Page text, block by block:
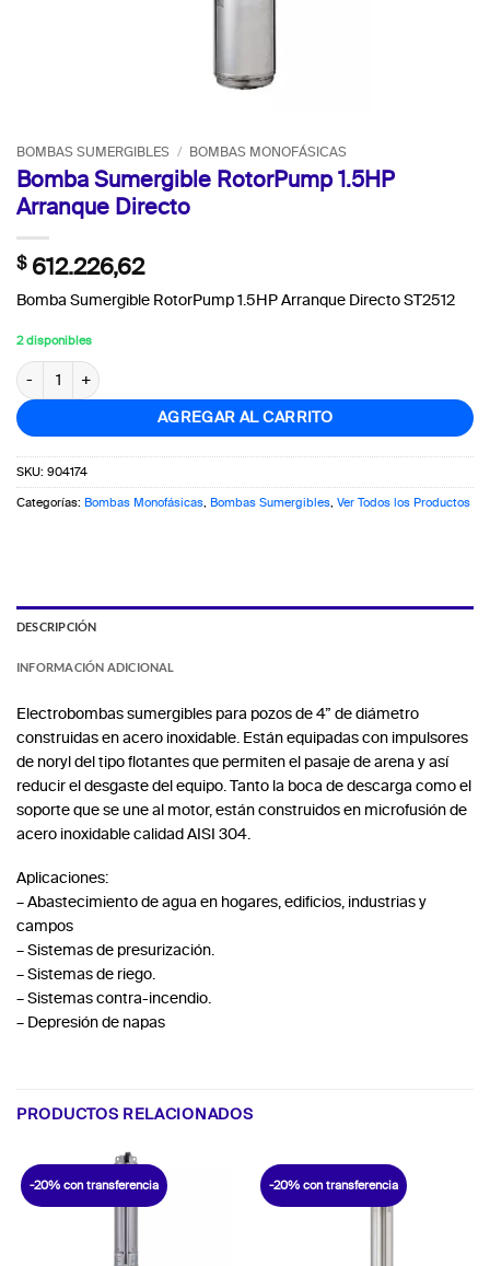
BOMBAS SUMERGIBLES / BOMBAS MONOFÁSICAS
Bomba Sumergible RotorPump 1.5HP
Arranque Directo
$612.226,62
Bomba Sumergible RotorPump 1.5HP Arranque Directo ST2512
2 disponibles
Bomba Sumergible RotorPump 1.5HP Arranque Directo cantidad
AGREGAR AL CARRITO
SKU: 904174
Categorías: Bombas Monofásicas, Bombas Sumergibles, Ver Todos los Productos
DESCRIPCIÓN
INFORMACIÓN ADICIONAL
Electrobombas sumergibles para pozos de 4” de diámetro
construidas en acero inoxidable. Están equipadas con impulsores
de noryl del tipo flotantes que permiten el pasaje de arena y así
reducir el desgaste del equipo. Tanto la boca de descarga como el
soporte que se une al motor, están construidos en microfusión de
acero inoxidable calidad AISI 304.
Aplicaciones:
– Abastecimiento de agua en hogares, edificios, industrias y
campos
– Sistemas de presurización.
– Sistemas de riego.
– Sistemas contra-incendio.
– Depresión de napas
PRODUCTOS RELACIONADOS
-20% con transferencia -20% con transferencia